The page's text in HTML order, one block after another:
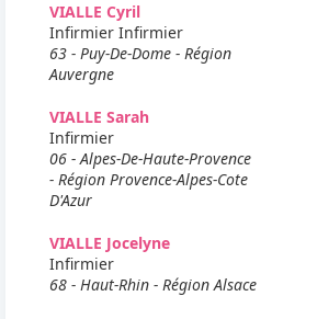
VIALLE Cyril
Infirmier Infirmier
63 - Puy-De-Dome - Région
Auvergne
VIALLE Sarah
Infirmier
06 - Alpes-De-Haute-Provence
- Région Provence-Alpes-Cote
D'Azur
VIALLE Jocelyne
Infirmier
68 - Haut-Rhin - Région Alsace